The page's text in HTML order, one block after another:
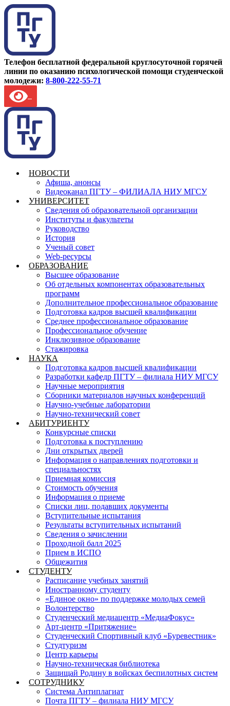
Телефон бесплатной федеральной круглосуточной горячей
линии по оказанию психологической помощи студенческой
молодежи: 8-800-222-55-71
НОВОСТИ
Афиша, анонсы
Видеоканал ПГТУ – ФИЛИАЛА НИУ МГСУ
УНИВЕРСИТЕТ
Сведения об образовательной организации
Институты и факультеты
Руководство
История
Ученый совет
Web-ресурсы
ОБРАЗОВАНИЕ
Высшее образование
Об отдельных компонентах образовательных
программ
Дополнительное профессиональное образование
Подготовка кадров высшей квалификации
Среднее профессиональное образование
Профессиональное обучение
Инклюзивное образование
Стажировка
НАУКА
Подготовка кадров высшей квалификации
Разработки кафедр ПГТУ – филиала НИУ МГСУ
Научные мероприятия
Сборники материалов научных конференций
Научно-учебные лаборатории
Научно-технический совет
АБИТУРИЕНТУ
Конкурсные списки
Подготовка к поступлению
Дни открытых дверей
Информация о направлениях подготовки и
специальностях
Приемная комиссия
Стоимость обучения
Информация о приеме
Списки лиц, подавших документы
Вступительные испытания
Результаты вступительных испытаний
Сведения о зачислении
Проходной балл 2025
Прием в ИСПО
Общежития
СТУДЕНТУ
Расписание учебных занятий
Иностранному студенту
«Единое окно» по поддержке молодых семей
Волонтерство
Студенческий медиацентр «МедиаФокус»
Арт-центр «Притяжение»
Студенческий Спортивный клуб «Буревестник»
Студтуризм
Центр карьеры
Научно-техническая библиотека
Защищай Родину в войсках беспилотных систем
СОТРУДНИКУ
Система Антиплагиат
Почта ПГТУ – филиала НИУ МГСУ